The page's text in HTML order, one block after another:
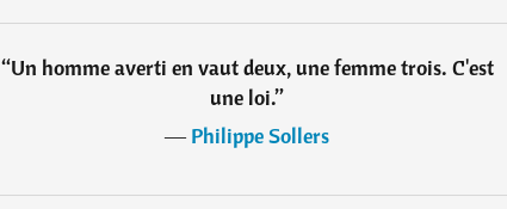
“Un homme averti en vaut deux, une femme trois. C'est
une loi.”
―Philippe Sollers